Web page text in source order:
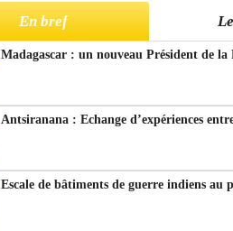
En bref
Madagascar : un nouveau Président de
Antsiranana : Echange d’expériences
Escale de bâtiments de guerre indiens au